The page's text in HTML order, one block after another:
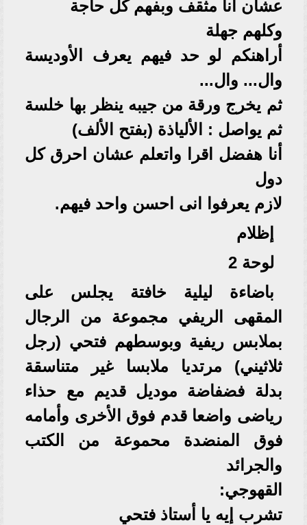
عشان انا مثقف وبفهم كل حاجة
وكلهم جهلة
أراهنكم لو حد فيهم يعرف الأوديسة
وال... وال...
ثم يخرج ورقة من جيبه ينظر بها خلسة
ثم يواصل : الألياذة (بفتح الألف)
أنا هفضل اقرا واتعلم عشان احرق كل
دول
لازم يعرفوا انى احسن واحد فيهم.
إظلام
لوحة 2
باضاءة ليلية خافتة يجلس على
المقهى الريفي مجموعة من الرجال
بملابس ريفية وبوسطهم فتحي (رجل
ثلاثيني) مرتديا ملابسا غير متناسقة
بدلة فضفاضة موديل قديم مع حذاء
رياضى واضعا قدم فوق الأخرى وأمامه
فوق المنضدة محموعة من الكتب
والجرائد
القهوجي:
تشرب إيه يا أستاذ فتحي